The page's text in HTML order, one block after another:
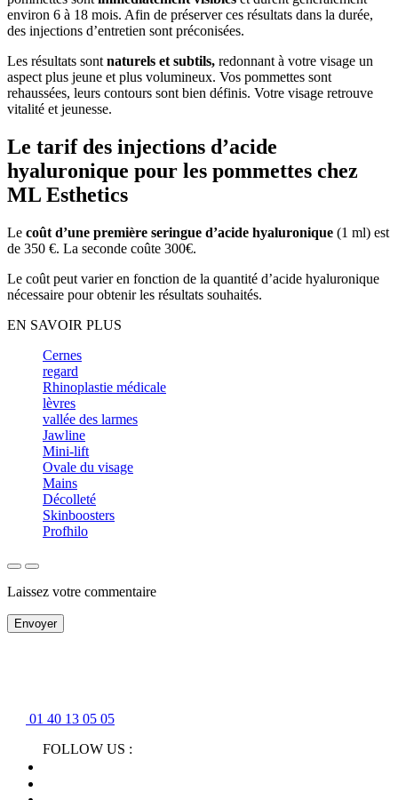
environ 6 à 18 mois. Afin de préserver ces résultats dans la durée,
des injections d’entretien sont préconisées.
Les résultats sont naturels et subtils, redonnant à votre visage un
aspect plus jeune et plus volumineux. Vos pommettes sont
rehaussées, leurs contours sont bien définis. Votre visage retrouve
vitalité et jeunesse.
Le tarif des injections d’acide
hyaluronique pour les pommettes chez
ML Esthetics
Le coût d’une première seringue d’acide hyaluronique (1 ml) est
de 350 €. La seconde coûte 300€.
Le coût peut varier en fonction de la quantité d’acide hyaluronique
nécessaire pour obtenir les résultats souhaités.
EN SAVOIR PLUS
Cernes
regard
Rhinoplastie médicale
lèvres
vallée des larmes
Jawline
Mini-lift
Ovale du visage
Mains
Décolleté
Skinboosters
Profhilo
Laissez votre commentaire
Envoyer
01 40 13 05 05
FOLLOW US :